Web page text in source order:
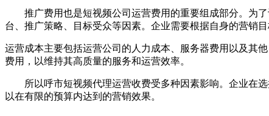
推广费用也是短视频公司运营费用的重要组成部分。为了
台、推广策略、目标受众等因素。企业需要根据自身的营销
运营成本主要包括运营公司的人力成本、服务器费用以及其
费用，以维持其高质量的服务和运营效率。
所以呼市短视频代理运营收费受多种因素影响。企业在选
以在有限的预算内达到的营销效果。